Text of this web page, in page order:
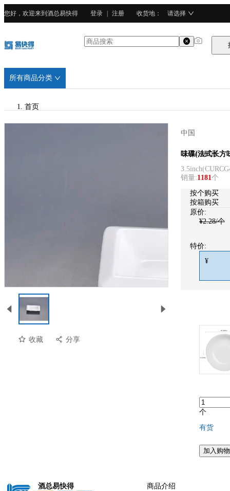
您好，欢迎来到酒总易快得 登录 注册 收货地 ： 请选择
所有商品分类
首页
收藏 分享
中国
CURTA科得
味碟(法式长方
3.5inch(
销量:1181个
按个购买
按箱购买
原价:
¥2.28/个
特价:
¥
个
有货
加入购
酒总易快得
商品介绍